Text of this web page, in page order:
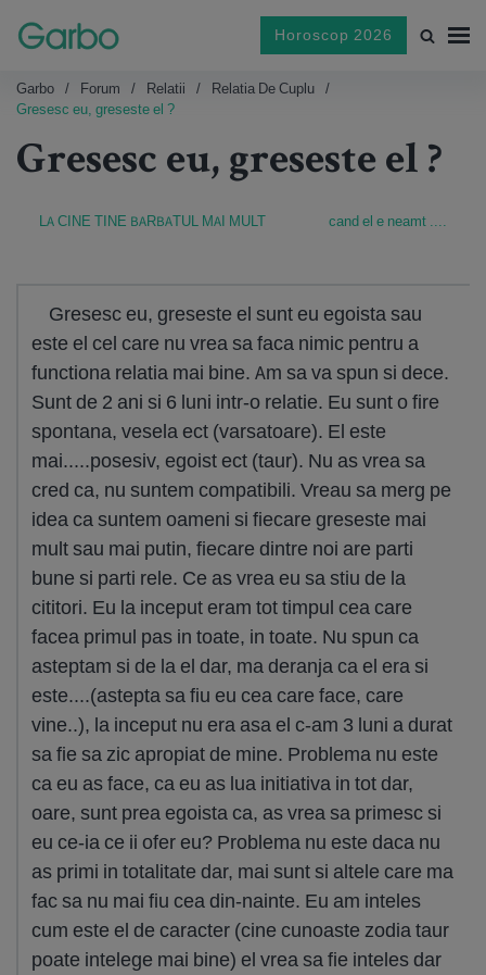
Horoscop 2026
Garbo Forum Relatii
Relatia De Cuplu
Gresesc eu, greseste el ?
Gresesc eu, greseste el ?
LA CINE TINE BARBATUL MAI MULT cand el e neamt ....
Gresesc eu, greseste el sunt eu egoista sau
este el cel care nu vrea sa faca nimic pentru a
functiona relatia mai bine. Am sa va spun si dece.
Sunt de 2 ani si 6 luni intr-o relatie. Eu sunt o fire
spontana, vesela ect (varsatoare). El este
mai.....posesiv, egoist ect (taur). Nu as vrea sa
cred ca, nu suntem compatibili. Vreau sa merg pe
idea ca suntem oameni si fiecare greseste mai
mult sau mai putin, fiecare dintre noi are parti
bune si parti rele. Ce as vrea eu sa stiu de la
cititori. Eu la inceput eram tot timpul cea care
facea primul pas in toate, in toate. Nu spun ca
asteptam si de la el dar, ma deranja ca el era si
este....(astepta sa fiu eu cea care face, care
vine..), la inceput nu era asa el c-am 3 luni a durat
sa fie sa zic apropiat de mine. Problema nu este
ca eu as face, ca eu as lua initiativa in tot dar,
oare, sunt prea egoista ca, as vrea sa primesc si
eu ce-ia ce ii ofer eu? Problema nu este daca nu
as primi in totalitate dar, mai sunt si altele care ma
fac sa nu mai fiu cea din-nainte. Eu am inteles
cum este el de caracter (cine cunoaste zodia taur
poate intelege mai bine) el vrea sa fie inteles dar